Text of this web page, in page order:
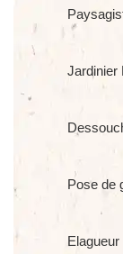
Jardinier
Pose de